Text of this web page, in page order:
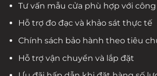
Tư vấn mẫu cửa phù hợp với
Hỗ trợ đo đạc và khảo sát thực tế
Chính sách bảo hành theo tiêu
Hỗ trợ vận chuyển và lắp đặt